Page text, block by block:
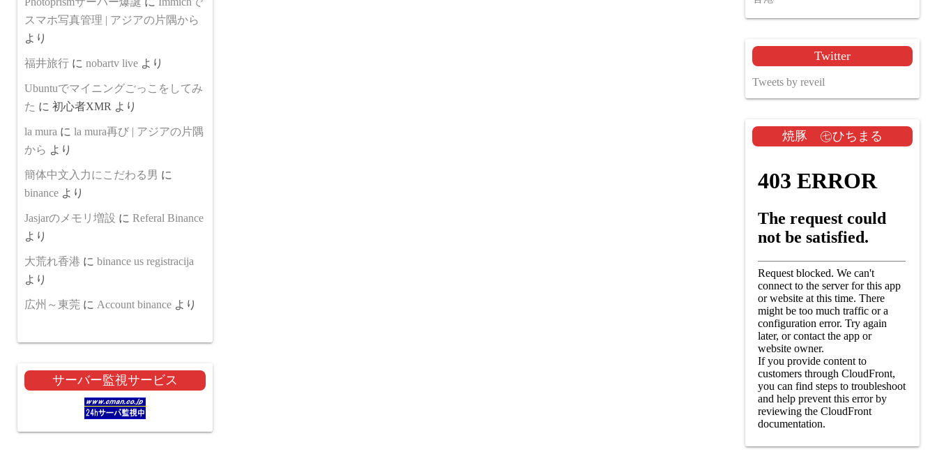
スマホ写真管理 | アジアの片隅から
より
福井旅行 に nobartv live より
Ubuntuでマイニングごっこをしてみ
た に 初心者XMR より
la mura に la mura再び | アジアの片隅
から より
簡体中文入力にこだわる男 に
binance より
Jasjarのメモリ増設 に Referal Binance
より
大荒れ香港 に binance us registracija
より
広州～東莞 に Account binance より
サーバー監視サービス
Twitter
Tweets by reveil
焼豚 ㊆ひちまる